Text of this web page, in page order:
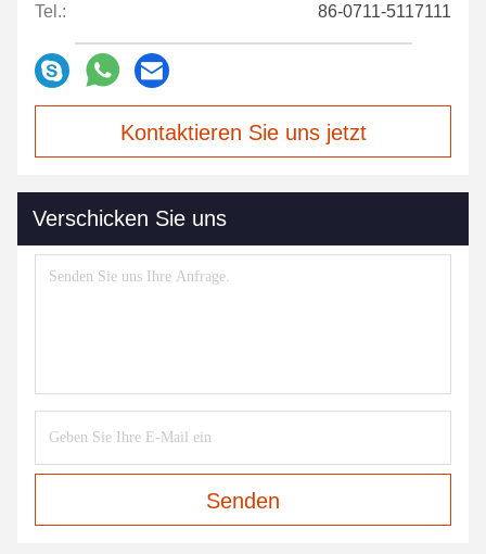
Tel.: 86-0711-5117111
Kontaktieren Sie uns jetzt
Verschicken Sie uns
Senden